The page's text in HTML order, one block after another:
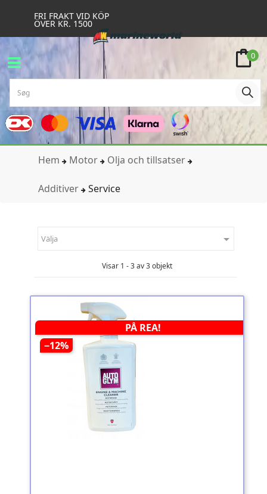
FRI FRAKT VID KÖP
ÖVER KR. 1500
0
Hem Motor Olja och tillsatser
Additiver Service
Välja 
Visar 1 - 3 av 3 objekt
PÅ REA!
−12%